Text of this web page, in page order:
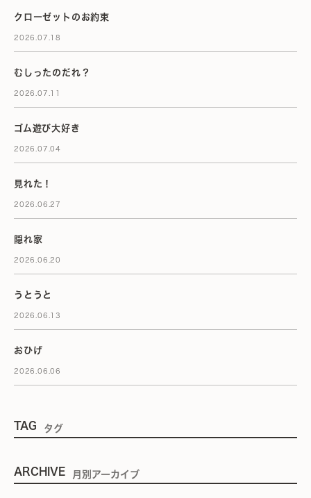
クローゼットのお約束
2026.07.18
むしったのだれ？
2026.07.11
ゴム遊び大好き
2026.07.04
見れた！
2026.06.27
隠れ家
2026.06.20
うとうと
2026.06.13
おひげ
2026.06.06
TAG タグ
ARCHIVE 月別アーカイブ